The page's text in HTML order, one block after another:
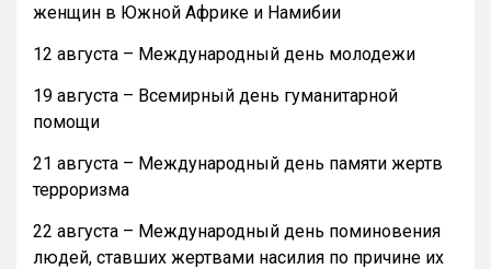
женщин в Южной Африке и Намибии
12 августа – Международный день молодежи
19 августа – Всемирный день гуманитарной
помощи
21 августа – Международный день памяти жертв
терроризма
22 августа – Международный день поминовения
людей, ставших жертвами насилия по причине их